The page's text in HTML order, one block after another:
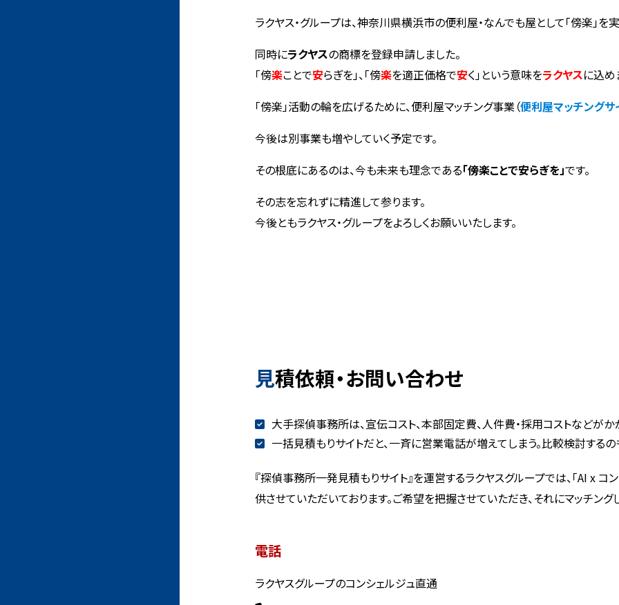
ラクヤス・グループは、神奈川県横浜市の便利屋・なんでも屋として「傍楽」を
同時にラクヤスの商標を登録申請しました。
「傍楽ことで安らぎを」、「傍楽を適正価格で安く」という意味をラクヤスに込め
「傍楽」活動の輪を広げるために、便利屋マッチング事業（便利屋マッチングサ
今後は別事業も増やしていく予定です。
その根底にあるのは、今も未来も理念である「傍楽ことで安らぎを」です。
その志を忘れずに精進して参ります。
今後ともラクヤス・グループをよろしくお願いいたします。
見積依頼・お問い合わせ
大手探偵事務所は、宣伝コスト、本部固定費、人件費・採用コストなどがか
一括見積もりサイトだと、一斉に営業電話が増えてしまう。比較検討するの
『探偵事務所一発見積もりサイト』を運営するラクヤスグループでは、「AI x コ
供させていただいております。ご希望を把握させていただき、それにマッチン
電話
ラクヤスグループのコンシェルジュ直通